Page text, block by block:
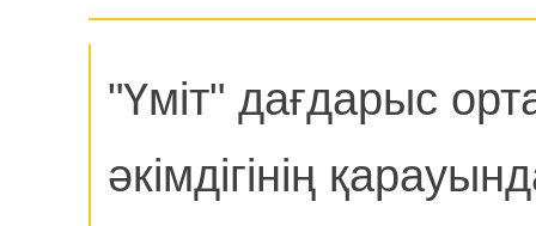
"Үміт" дағдарыс
әкімдігінің